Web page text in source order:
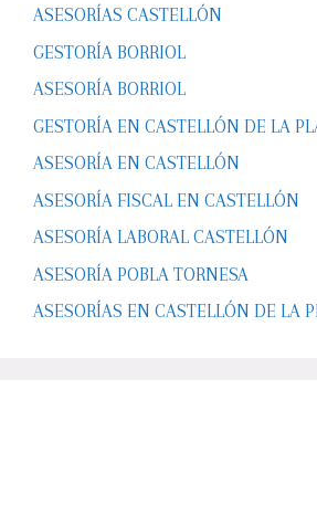
ASESORÍAS CASTELLÓN
GESTORÍA BORRIOL
ASESORÍA BORRIOL
GESTORÍA EN CASTELLÓN DE LA
ASESORÍA EN CASTELLÓN
ASESORÍA FISCAL EN CASTELLÓN
ASESORÍA LABORAL CASTELLÓN
ASESORÍA POBLA TORNESA
ASESORÍAS EN CASTELLÓN DE LA